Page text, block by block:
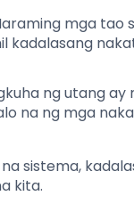
mga tao
kadalasang
ng utang
na ng mga
sistema,
kita.